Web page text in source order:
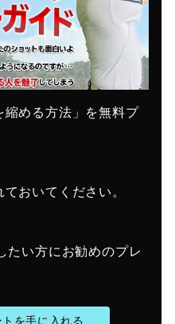
める方法」を無料プ
おいてください。
たい方にお勧めのプレ
を手に入れる